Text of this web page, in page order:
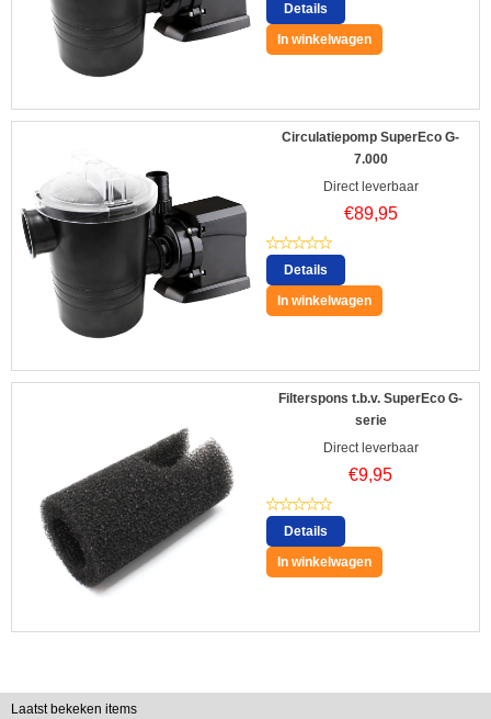
Details
In winkelwagen
Circulatiepomp SuperEco G-
7.000
Direct leverbaar
€89,95
Details
In winkelwagen
Filterspons t.b.v. SuperEco G-
serie
Direct leverbaar
€9,95
Details
In winkelwagen
Laatst bekeken items